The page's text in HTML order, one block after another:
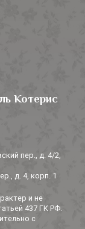
Котерис
пер., д. 4/2,
д. 4, корп. 1
и не
437 ГК РФ.
с